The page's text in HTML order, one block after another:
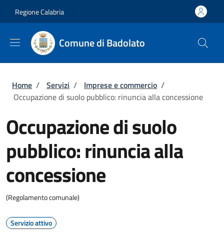
Regione Calabria
Comune di Badolato
Briciole di pane
Home / Servizi / Imprese e commercio /
Occupazione di suolo pubblico: rinuncia alla concessione
Occupazione di suolo
pubblico: rinuncia alla
concessione
(Regolamento comunale)
Servizio attivo